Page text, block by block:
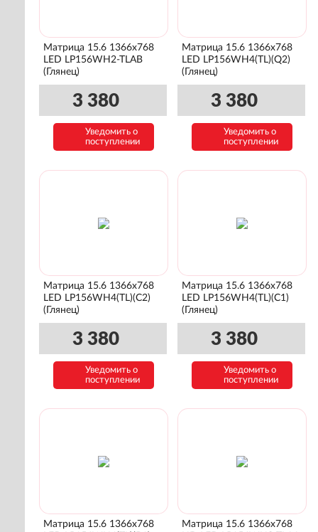
Матрица 15.6 1366x768
LED LP156WH2-TLAB
(Глянец)
3 380
Уведомить о
поступлении
Матрица 15.6 1366x768
LED LP156WH4(TL)(Q2)
(Глянец)
3 380
Уведомить о
поступлении
Матрица 15.6 1366x768
LED LP156WH4(TL)(C2)
(Глянец)
3 380
Уведомить о
поступлении
Матрица 15.6 1366x768
LED LP156WH4(TL)(C1)
(Глянец)
3 380
Уведомить о
поступлении
Матрица 15.6 1366x768
Матрица 15.6 1366x768